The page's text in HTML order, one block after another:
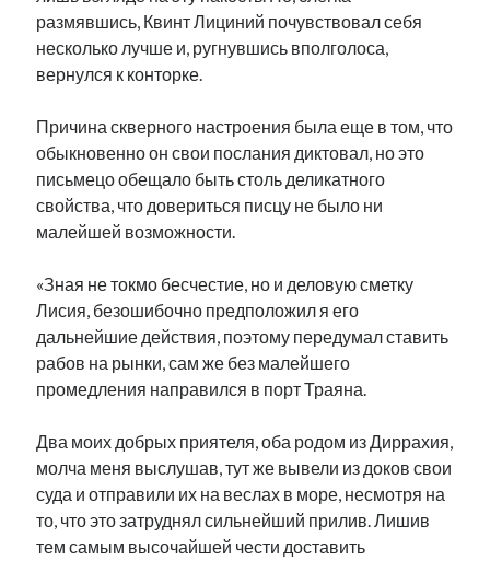
размявшись, Квинт Лициний почувствовал себя
несколько лучше и, ругнувшись вполголоса,
вернулся к конторке.
Причина скверного настроения была еще в том, что
обыкновенно он свои послания диктовал, но это
письмецо обещало быть столь деликатного
свойства, что довериться писцу не было ни
малейшей возможности.
«Зная не токмо бесчестие, но и деловую сметку
Лисия, безошибочно предположил я его
дальнейшие действия, поэтому передумал ставить
рабов на рынки, сам же без малейшего
промедления направился в порт Траяна.
Два моих добрых приятеля, оба родом из Диррахия,
молча меня выслушав, тут же вывели из доков свои
суда и отправили их на веслах в море, несмотря на
то, что это затруднял сильнейший прилив. Лишив
тем самым высочайшей чести доставить